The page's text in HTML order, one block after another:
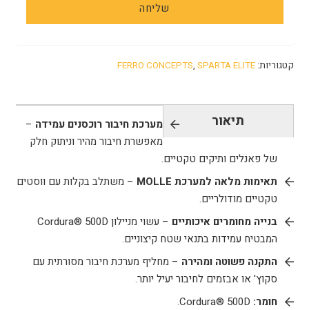
קטגוריות: FERRO CONCEPTS, SPARTA ELITE
תיאור מערכת חיבור רוכסנים עמידה –
מאפשרת חיבור מהיר וניתוק חלק
של פאנלים ותיקים טקטיים.
תאימות מלאה למערכת MOLLE
– משתלב בקלות עם ווסטים
טקטיים מודולריים.
בנייה מחומרים איכותיים
– עשוי מניילון Cordura® 500D
המבטיח עמידות בתנאי שטח קיצוניים.
התקנה פשוטה ומהירה – מחליף מערכת חיבור מסורתית עם
סקוץ' או אבזמים לחיבור יעיל יותר.
חומר: